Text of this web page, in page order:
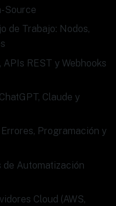
Source
de Trabajo: Nodos,
REST y Webhooks
Claude y
Programación y
Automatización
Cloud (AWS,